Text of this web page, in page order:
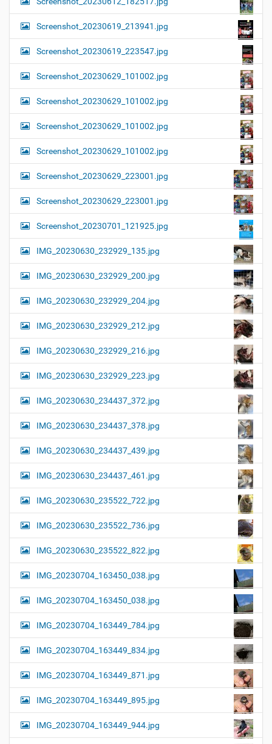
Screenshot_20230619_213941.jpg
Screenshot_20230619_223547.jpg
Screenshot_20230629_101002.jpg
Screenshot_20230629_101002.jpg
Screenshot_20230629_101002.jpg
Screenshot_20230629_101002.jpg
Screenshot_20230629_223001.jpg
Screenshot_20230629_223001.jpg
Screenshot_20230701_121925.jpg
IMG_20230630_232929_135.jpg
IMG_20230630_232929_200.jpg
IMG_20230630_232929_204.jpg
IMG_20230630_232929_212.jpg
IMG_20230630_232929_216.jpg
IMG_20230630_232929_223.jpg
IMG_20230630_234437_372.jpg
IMG_20230630_234437_378.jpg
IMG_20230630_234437_439.jpg
IMG_20230630_234437_461.jpg
IMG_20230630_235522_722.jpg
IMG_20230630_235522_736.jpg
IMG_20230630_235522_822.jpg
IMG_20230704_163450_038.jpg
IMG_20230704_163450_038.jpg
IMG_20230704_163449_784.jpg
IMG_20230704_163449_834.jpg
IMG_20230704_163449_871.jpg
IMG_20230704_163449_895.jpg
IMG_20230704_163449_944.jpg